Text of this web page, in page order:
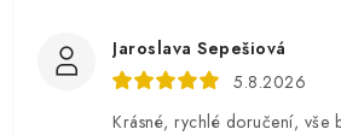
Jaroslava Sepešiová
5.8.2026
Krásné, rychlé doručení, vše